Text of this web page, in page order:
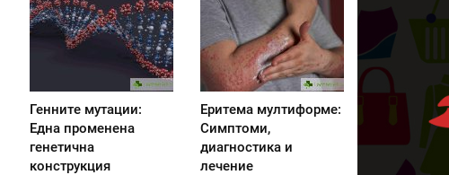
Генните мутации:
Една променена
генетична
конструкция
Еритема мултиформе:
Симптоми,
диагностика и
лечение